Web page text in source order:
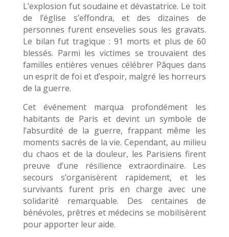
L’explosion fut soudaine et dévastatrice. Le toit
de l’église s’effondra, et des dizaines de
personnes furent ensevelies sous les gravats.
Le bilan fut tragique : 91 morts et plus de 60
blessés. Parmi les victimes se trouvaient des
familles entières venues célébrer Pâques dans
un esprit de foi et d’espoir, malgré les horreurs
de la guerre.
Cet événement marqua profondément les
habitants de Paris et devint un symbole de
l’absurdité de la guerre, frappant même les
moments sacrés de la vie. Cependant, au milieu
du chaos et de la douleur, les Parisiens firent
preuve d’une résilience extraordinaire. Les
secours s’organisèrent rapidement, et les
survivants furent pris en charge avec une
solidarité remarquable. Des centaines de
bénévoles, prêtres et médecins se mobilisèrent
pour apporter leur aide.